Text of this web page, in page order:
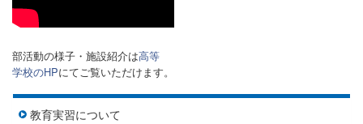
部活動の様子・施設紹介は高等
学校のHPにてご覧いただけます。
教育実習について